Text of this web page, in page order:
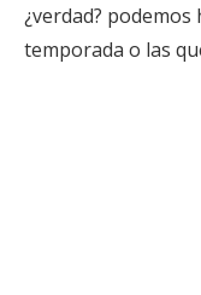
¿verdad?
temporada o las